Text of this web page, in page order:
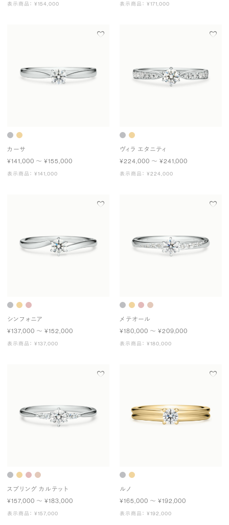
表示商品： ¥154,000 表示商品： ¥171,000
カーサ
¥141,000 〜 ¥155,000
表示商品： ¥141,000
ヴィラ エタニティ
¥224,000 〜 ¥241,000
表示商品： ¥224,000
シンフォニア
¥137,000 〜 ¥152,000
表示商品： ¥137,000
メテオール
¥180,000 〜 ¥209,000
表示商品： ¥180,000
スプリング カルテット
¥157,000 〜 ¥183,000
表示商品： ¥157,000
ルノ
¥165,000 〜 ¥192,000
表示商品： ¥192,000